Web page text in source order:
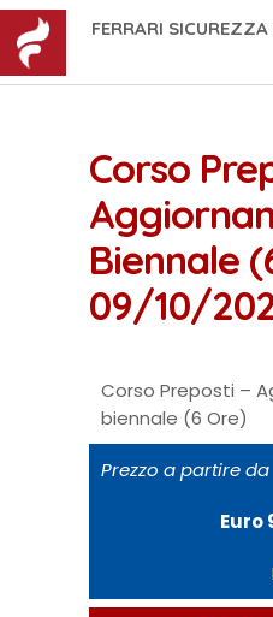
FERRARI
Corso
Biennale
09/10/
Corso Preposti –
biennale (6 Ore)
Prezzo a partire da
Euro